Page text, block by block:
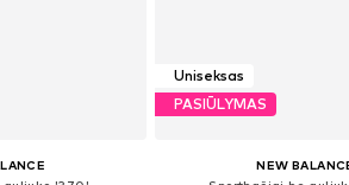
Uniseksas
PASIŪLYMAS
NEW